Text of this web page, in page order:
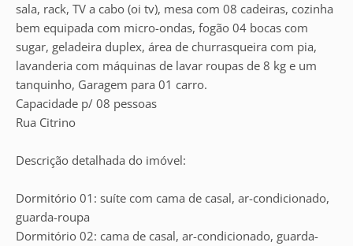
sala, rack, TV a cabo (oi tv), mesa com 08 cadeiras, cozinha
bem equipada com micro-ondas, fogão 04 bocas com
sugar, geladeira duplex, área de churrasqueira com pia,
lavanderia com máquinas de lavar roupas de 8 kg e um
tanquinho, Garagem para 01 carro.
Capacidade p/ 08 pessoas
Rua Citrino
Descrição detalhada do imóvel:
Dormitório 01: suíte com cama de casal, ar-condicionado,
guarda-roupa
Dormitório 02: cama de casal, ar-condicionado, guarda-